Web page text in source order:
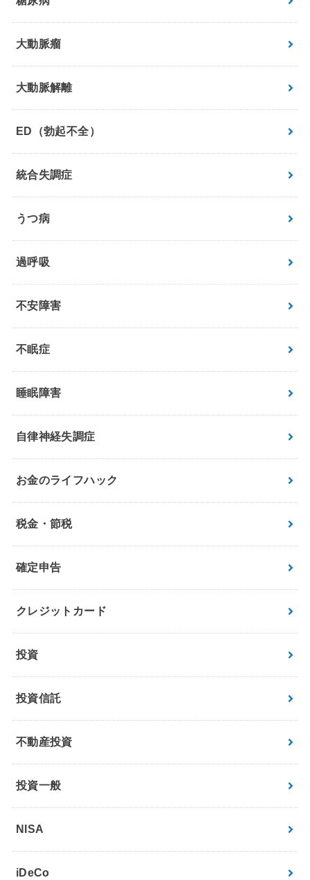
大動脈瘤
大動脈解離
ED（勃起不全）
統合失調症
うつ病
過呼吸
不安障害
不眠症
睡眠障害
自律神経失調症
お金のライフハック
税金・節税
確定申告
クレジットカード
投資
投資信託
不動産投資
投資一般
NISA
iDeCo